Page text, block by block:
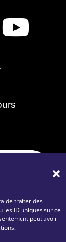
de traiter des
les ID uniques sur ce
peut avoir
Légales